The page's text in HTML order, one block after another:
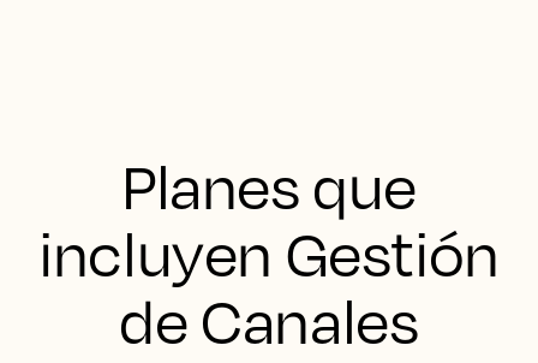
Planes que
incluyen Gestión
de Canales